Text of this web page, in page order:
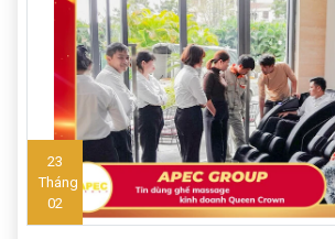
23
Tháng
02